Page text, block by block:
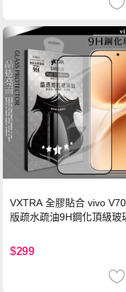
VXTRA 全膠貼合 vivo
版疏水疏油9H鋼化頂級玻
$299